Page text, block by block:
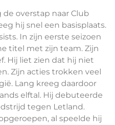
de overstap naar Club
hij snel een basisplaats.
In zijn eerste seizoen
titel met zijn team. Zijn
Hij liet zien dat hij niet
Zijn acties trokken veel
Lang kreeg daardoor
elftal. Hij debuteerde
tegen Letland.
al speelde hij